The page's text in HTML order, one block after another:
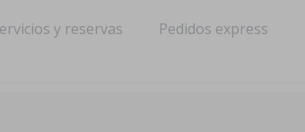
y reservas Pedidos express